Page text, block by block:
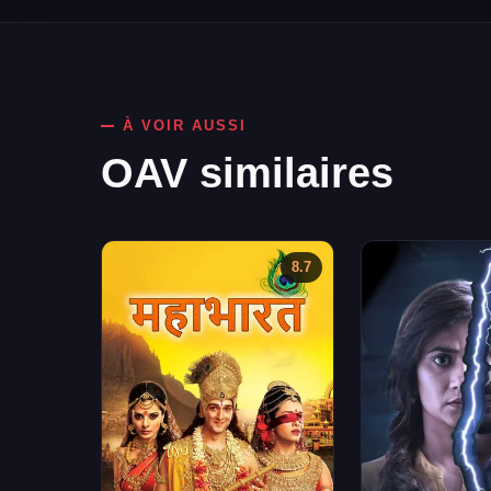
À VOIR AUSSI
OAV similaires
8.7